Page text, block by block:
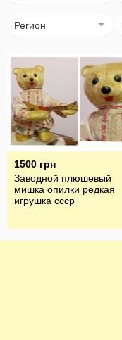
Регион
1500 грн
Заводной плюшевый
мишка опилки редкая
игрушка ссср